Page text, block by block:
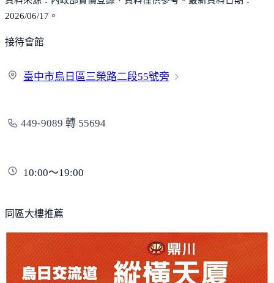
2026/06/17。
接待會館
臺中市烏日區三榮路二段55號旁
449-9089 轉 55694
10:00～19:00
同區大樓推薦